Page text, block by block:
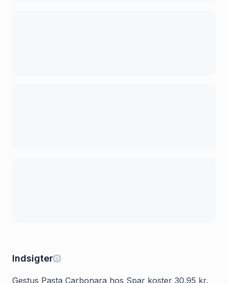
Indsigter
Gestus Pasta Carbonara hos Spar koster 30.95 kr.